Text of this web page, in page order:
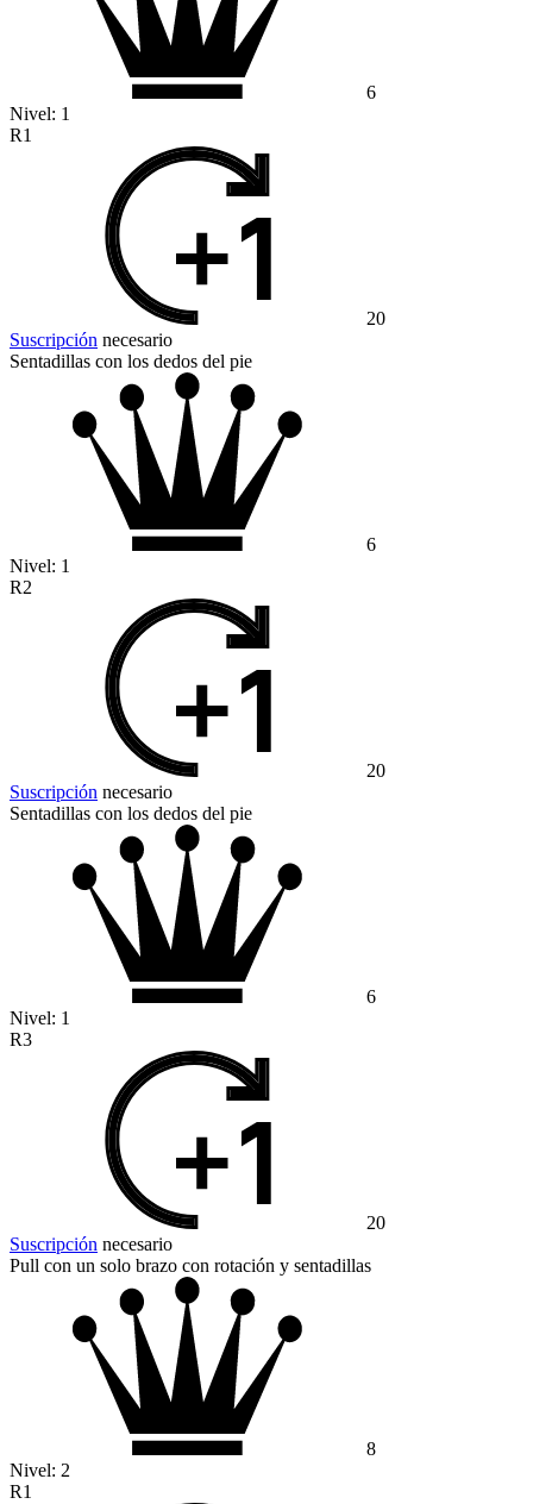
6
Nivel: 1
R1
20
Suscripción necesario
Sentadillas con los dedos del pie
6
Nivel: 1
R2
20
Suscripción necesario
Sentadillas con los dedos del pie
6
Nivel: 1
R3
20
Suscripción necesario
Pull con un solo brazo con rotación y sentadillas
8
Nivel: 2
R1